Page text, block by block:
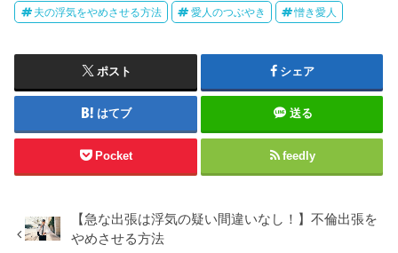
夫の浮気をやめさせる方法 愛人のつぶやき 憎き愛人
ポスト シェア
はてブ 送る
Pocket feedly
【急な出張は浮気の疑い間違いなし！】不倫出張を
やめさせる方法